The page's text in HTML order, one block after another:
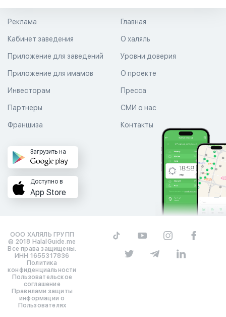
Главная
О халяль
Уровни доверия
Реклама
Кабинет заведения
Приложение для заведений
Приложение для имамов О проекте
Пресса
СМИ о нас
Контакты
Инвесторам
Партнеры
Франшиза
Загрузить на
Доступно в
App Store
ООО ХАЛЯЛЬ ГРУПП
© 2018 HalalGuide.me
Все права защищены.
ИНН 1655317836
Политика
конфиденциальности
Пользовательское
соглашение
Правилами защиты
информации о
Пользователях